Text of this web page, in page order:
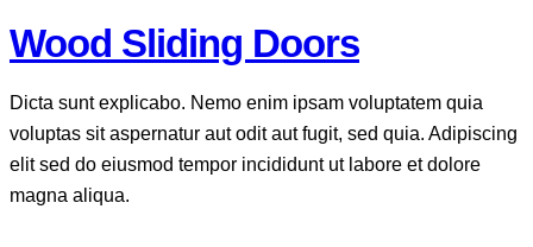
clipboard
Wood Sliding Doors
Dicta sunt explicabo. Nemo enim ipsam voluptatem quia
voluptas sit aspernatur aut odit aut fugit, sed quia. Adipiscing
elit sed do eiusmod tempor incididunt ut labore et dolore
magna aliqua.